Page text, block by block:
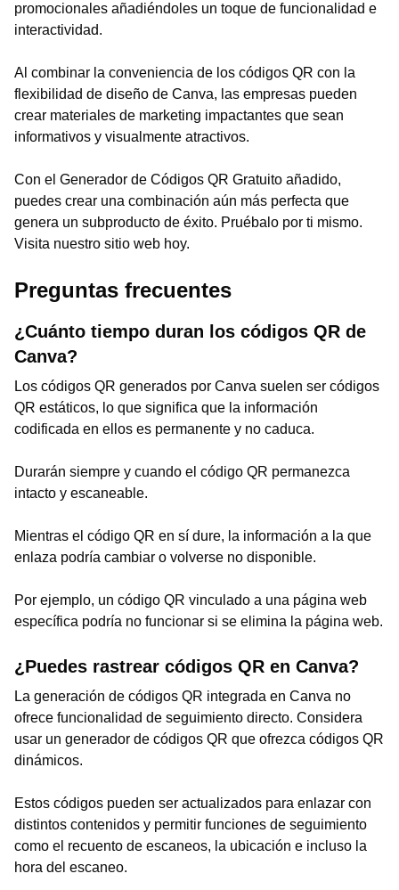
promocionales añadiéndoles un toque de funcionalidad e
interactividad.
Al combinar la conveniencia de los códigos QR con la
flexibilidad de diseño de Canva, las empresas pueden
crear materiales de marketing impactantes que sean
informativos y visualmente atractivos.
Con el Generador de Códigos QR Gratuito añadido,
puedes crear una combinación aún más perfecta que
genera un subproducto de éxito. Pruébalo por ti mismo.
Visita nuestro sitio web hoy.
Preguntas frecuentes
¿Cuánto tiempo duran los códigos QR de
Canva?
Los códigos QR generados por Canva suelen ser códigos
QR estáticos, lo que significa que la información
codificada en ellos es permanente y no caduca.
Durarán siempre y cuando el código QR permanezca
intacto y escaneable.
Mientras el código QR en sí dure, la información a la que
enlaza podría cambiar o volverse no disponible.
Por ejemplo, un código QR vinculado a una página web
específica podría no funcionar si se elimina la página web.
¿Puedes rastrear códigos QR en Canva?
La generación de códigos QR integrada en Canva no
ofrece funcionalidad de seguimiento directo. Considera
usar un generador de códigos QR que ofrezca códigos QR
dinámicos.
Estos códigos pueden ser actualizados para enlazar con
distintos contenidos y permitir funciones de seguimiento
como el recuento de escaneos, la ubicación e incluso la
hora del escaneo.